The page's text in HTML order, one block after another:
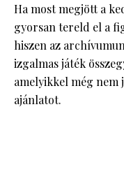
Ha most megjött a
gyorsan tereld el a
hiszen az
izgalmas játék
amelyikkel még nem
ajánlatot.